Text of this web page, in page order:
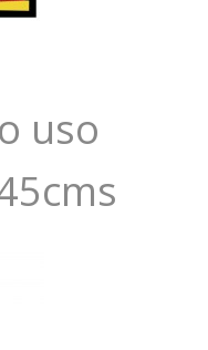
uso